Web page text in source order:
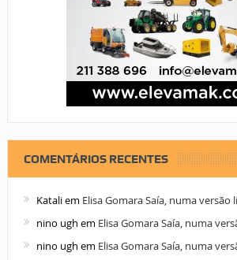
COMENTÁRIOS RECENTES
Kataliem Elisa Gomara Saía, numa versão
nino ugh em Elisa Gomara Saía, numa
nino ugh em Elisa Gomara Saía, numa